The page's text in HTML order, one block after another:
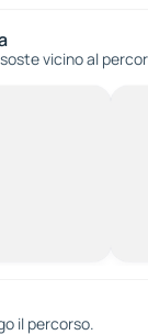
vicino al
il percorso.